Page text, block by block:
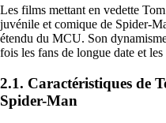
Les films mettant en vedette
juvénile et comique de Spider-
étendu du MCU. Son
fois les fans de longue date et
2.1. Caractéristiques de
Spider-Man